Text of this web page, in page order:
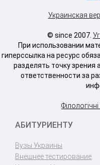
Украинская
© since 2007.
При использовании
гиперссылка на ресурс
разделять точку зрения
ответственности за
АБИТУРИЕНТУ
Вузы Украины
Внешнее тестирование